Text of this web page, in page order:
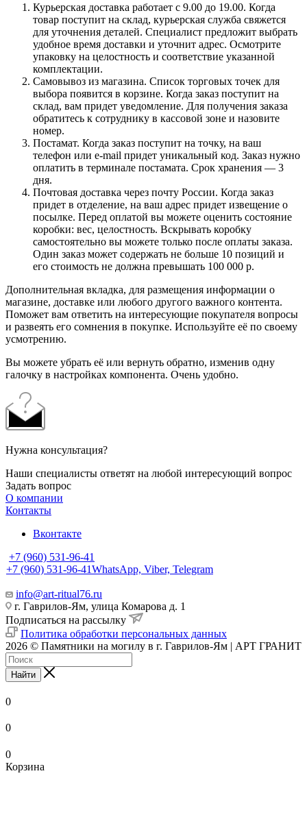
Курьерская доставка работает с 9.00 до 19.00. Когда
товар поступит на склад, курьерская служба свяжется
для уточнения деталей. Специалист предложит выбрать
удобное время доставки и уточнит адрес. Осмотрите
упаковку на целостность и соответствие указанной
комплектации.
Самовывоз из магазина. Список торговых точек для
выбора появится в корзине. Когда заказ поступит на
склад, вам придет уведомление. Для получения заказа
обратитесь к сотруднику в кассовой зоне и назовите
номер.
Постамат. Когда заказ поступит на точку, на ваш
телефон или e-mail придет уникальный код. Заказ нужно
оплатить в терминале постамата. Срок хранения — 3
дня.
Почтовая доставка через почту России. Когда заказ
придет в отделение, на ваш адрес придет извещение о
посылке. Перед оплатой вы можете оценить состояние
коробки: вес, целостность. Вскрывать коробку
самостоятельно вы можете только после оплаты заказа.
Один заказ может содержать не больше 10 позиций и
его стоимость не должна превышать 100 000 р.
Дополнительная вкладка, для размещения информации о
магазине, доставке или любого другого важного контента.
Поможет вам ответить на интересующие покупателя вопросы
и развеять его сомнения в покупке. Используйте её по своему
усмотрению.
Вы можете убрать её или вернуть обратно, изменив одну
галочку в настройках компонента. Очень удобно.
Нужна консультация?
Наши специалисты ответят на любой интересующий вопрос
Задать вопрос
О компании
Контакты
Вконтакте
+7 (960) 531-96-41
+7 (960) 531-96-41WhatsApp, Viber, Telegram
info@art-ritual76.ru
г. Гаврилов-Ям, улица Комарова д. 1
Подписаться на рассылку
Политика обработки персональных данных
2026 © Памятники на могилу в г. Гаврилов-Ям | АРТ ГРАНИТ
Найти
0
0
0
Корзина